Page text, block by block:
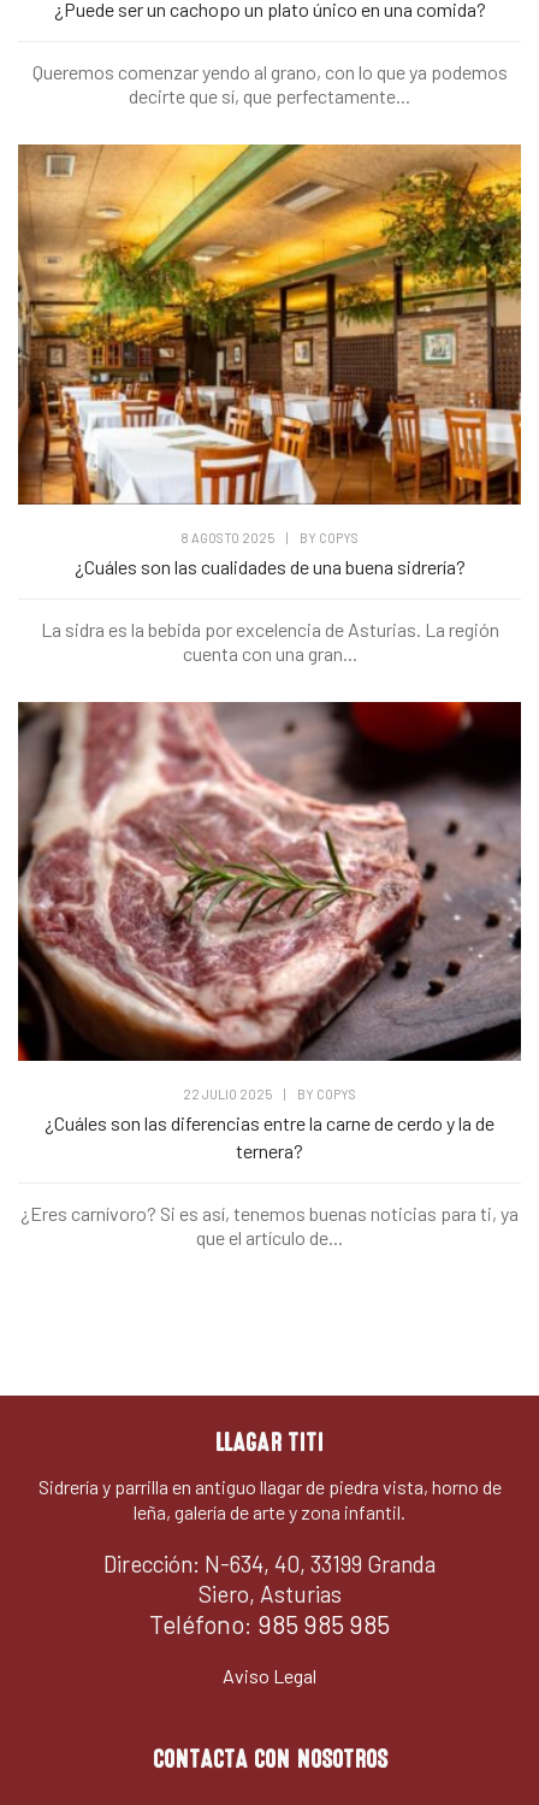
¿Puede ser un cachopo un plato único en una comida?
Queremos comenzar yendo al grano, con lo que ya podemos
decirte que sí, que perfectamente...
8 AGOSTO 2025 | BY COPYS
¿Cuáles son las cualidades de una buena sidrería?
La sidra es la bebida por excelencia de Asturias. La región
cuenta con una gran...
22 JULIO 2025 BY COPYS
¿Cuáles son las diferencias entre la carne de cerdo y la de
ternera?
¿Eres carnívoro? Si es así, tenemos buenas noticias para ti, ya
que el artículo de...
LLAGAR TITI
Sidrería y parrilla en antiguo llagar de piedra vista, horno de
leña, galería de arte y zona infantil.
Dirección: N-634, 40, 33199 Granda
Siero, Asturias
Teléfono: 985 985 985
Aviso Legal
CONTACTA CON NOSOTROS